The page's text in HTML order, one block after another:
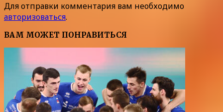
Для отправки комментария вам необходимо
авторизоваться.
ВАМ МОЖЕТ ПОНРАВИТЬСЯ